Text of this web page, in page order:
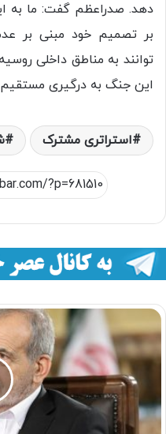
دهد. صدراعظم گفت: ما به
بر تصمیم خود مبنی بر
توانند به مناطق داخلی
این جنگ به درگیری
استراتری مشترک